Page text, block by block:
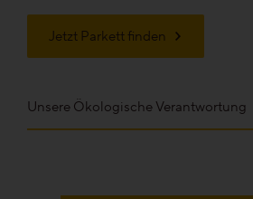
Parkett
Jetzt Parkett finden
Unsere Ökologische Verantwortung